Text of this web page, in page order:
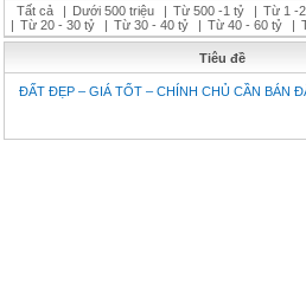
Tất cả
| Dưới 500 triệu | Từ 500 -1 tỷ | Từ 1 -
| Từ 20 - 30 tỷ | Từ 30 - 40 tỷ | Từ 40 - 60 tỷ |
Tiêu đề
ĐẤT ĐẸP – GIÁ TỐT – CHÍNH CHỦ CẦN BÁN